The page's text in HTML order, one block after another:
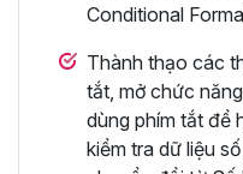
Conditional
Thành thạo các
tắt, mở chức
dùng phím tắt để
kiểm tra dữ liệu